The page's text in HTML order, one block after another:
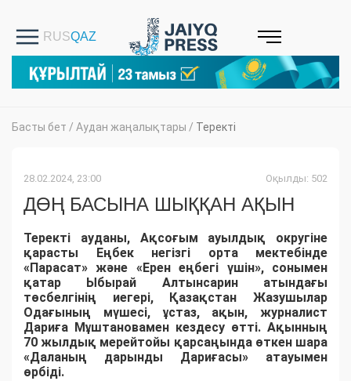
Басты бет / Аудан жаңалықтары / Теректі
28.02.2024, 23:00 Оқылды: 502
ДӨҢ БАСЫНА ШЫҚҚАН АҚЫН
Теректі ауданы, Ақсоғым ауылдық округіне
қарасты Еңбек негізгі орта мектебінде
«Парасат» және «Ерен еңбегі үшін», сонымен
қатар Ыбырай Алтынсарин атындағы
төсбелгінің иегері, Қазақстан Жазушылар
Одағының мүшесі, ұстаз, ақын, журналист
Дариға Мұштановамен кездесу өтті. Ақынның
70 жылдық мерейтойы қарсаңында өткен шара
«Даланың дарынды Дариғасы» атауымен
өрбіді.